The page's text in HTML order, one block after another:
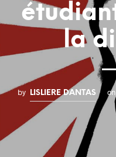
la
by LISLIERE DANTAS on